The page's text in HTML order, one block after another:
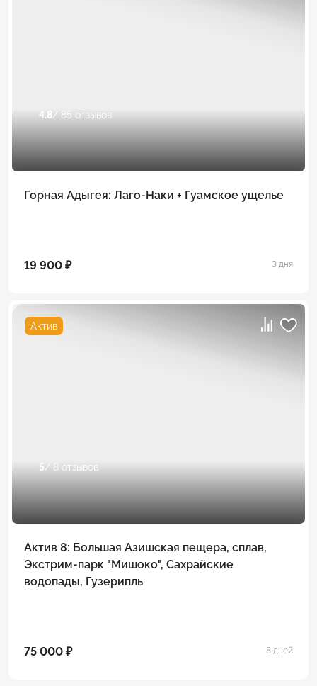
4.8/ 85 отзывов
Горная Адыгея: Лаго-Наки + Гуамское ущелье
19 900 ₽ 3 дня
Актив
5/ 8 отзывов
Актив 8: Большая Азишская пещера, сплав,
Экстрим-парк "Мишоко", Сахрайские
водопады, Гузерипль
75 000 ₽ 8 дней